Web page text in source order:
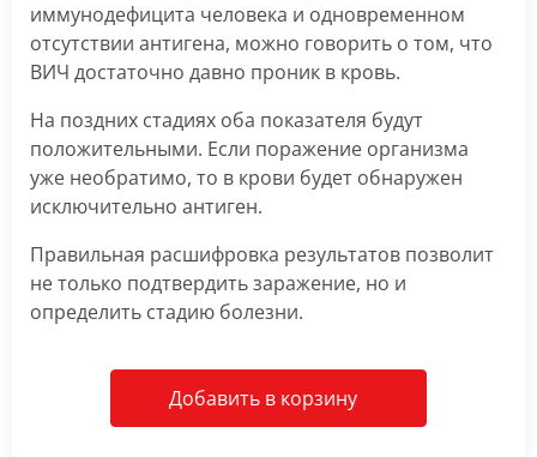
иммунодефицита человека и одновременном
отсутствии антигена, можно говорить о том, что
ВИЧ достаточно давно проник в кровь.
На поздних стадиях оба показателя будут
положительными. Если поражение организма
уже необратимо, то в крови будет обнаружен
исключительно антиген.
Правильная расшифровка результатов позволит
не только подтвердить заражение, но и
определить стадию болезни.
Добавить в корзину